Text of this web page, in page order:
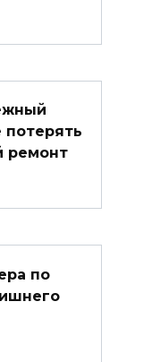
потерять
ремонт
по